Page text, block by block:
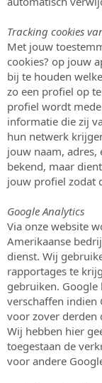
Tracking cookies
Met jouw
cookies? op jouw
bij te houden
zo een profiel op
profiel wordt
informatie die zij
hun netwerk
jouw naam, adres,
bekend, maar
jouw profiel zodat
Google Analytics
Via onze website
Amerikaanse
dienst. Wij
rapportages te
gebruiken. Google
verschaffen
voor zover derden
Wij hebben hier
toegestaan de
voor andere